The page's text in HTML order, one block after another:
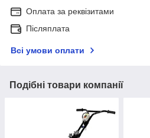
Оплата за реквізитами
Післяплата
Всі умови оплати
Подібні товари компанії